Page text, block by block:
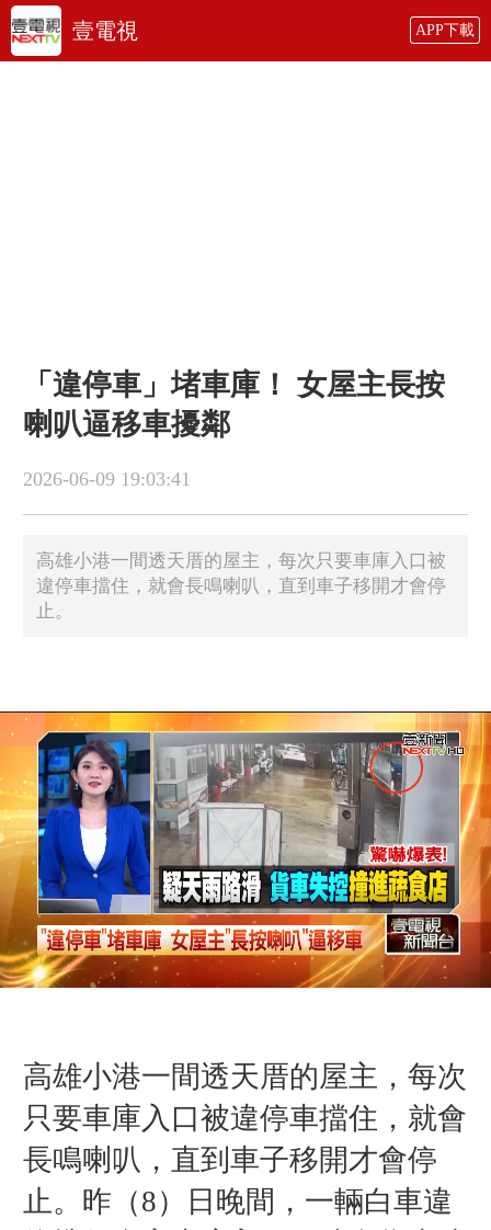
壹電視 APP下載
「違停車」堵車庫！ 女屋主長按
喇叭逼移車擾鄰
2026-06-09 19:03:41
高雄小港一間透天厝的屋主，每次只要車庫入口被
違停車擋住，就會長鳴喇叭，直到車子移開才會停
止。
高雄小港一間透天厝的屋主，每次
只要車庫入口被違停車擋住，就會
長鳴喇叭，直到車子移開才會停
止。昨（8）日晚間，一輛白車違